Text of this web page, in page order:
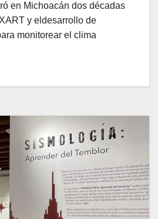
en Michoacán dos décadas
y eldesarrollo de
monitorear el clima